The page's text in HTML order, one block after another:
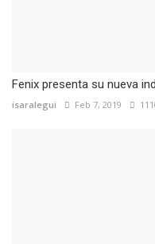
Fenix presenta su nueva
isaralegui Feb 7, 2019